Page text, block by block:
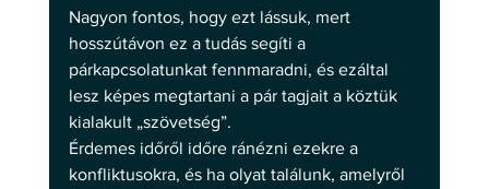
Nagyon fontos, hogy ezt lássuk, mert
hosszútávon ez a tudás segíti a
párkapcsolatunkat fennmaradni, és ezáltal
lesz képes megtartani a pár tagjait a köztük
kialakult „szövetség”.
Érdemes időről időre ránézni ezekre a
konfliktusokra, és ha olyat találunk, amelyről